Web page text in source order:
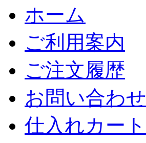
ホーム
ご利用案内
ご注文履歴
お問い合わせ
仕入れカート